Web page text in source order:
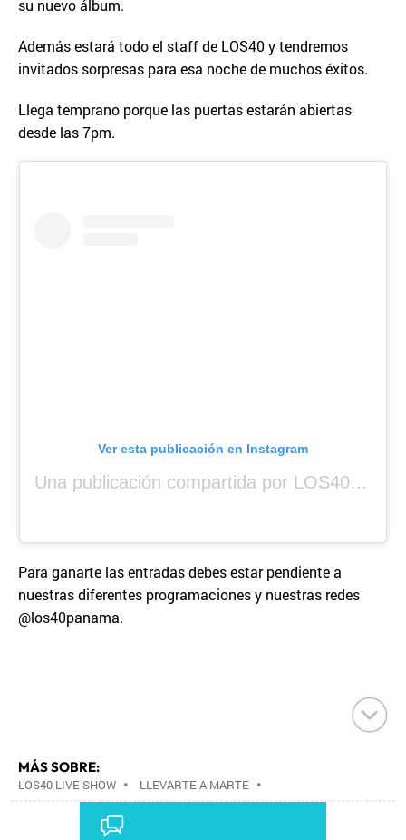
su nuevo álbum.
Además estará todo el staff de LOS40 y tendremos
invitados sorpresas para esa noche de muchos éxitos.
Llega temprano porque las puertas estarán abiertas
desde las 7pm.
Ver esta publicación en Instagram
Una publicación compartida por LOS40 Panamá (@los40panama)
Para ganarte las entradas debes estar pendiente a
nuestras diferentes programaciones y nuestras redes
@los40panama.
MÁS SOBRE:
LOS40 LIVE SHOW • LLEVARTE A MARTE •
CONCIERTOS•LOS40•GRUPOS MÚSICA•
EVENTOS MUSICALES